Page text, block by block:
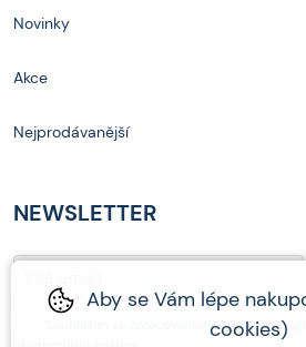
Novinky
Akce
Nejprodávanější
NEWSLETTER
zpracováním osobních údajů
Aby se Vám lépe
cookies)